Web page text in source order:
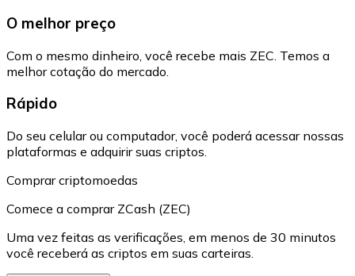
O melhor preço
Com o mesmo dinheiro, você recebe mais ZEC. Temos a
melhor cotação do mercado.
Rápido
Do seu celular ou computador, você poderá acessar nossas
plataformas e adquirir suas criptos.
Comprar criptomoedas
Comece a comprar ZCash (ZEC)
Uma vez feitas as verificações, em menos de 30 minutos
você receberá as criptos em suas carteiras.